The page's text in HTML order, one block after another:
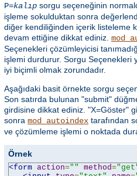
P=kalıp sorgu seçeneğinin
işleme sokulduktan sonra
diğer kendiliğinden içerik listeleme
devam ettiğine dikkat ediniz.
Seçenekleri çözümleyicisi
işlemi durdurur. Sorgu Seçenekleri
iyi biçimli olmak zorundadır.
Aşağıdaki basit örnekte sorgu
Son satırda bulunan "submit"
girdisine dikkat ediniz. "X=Göster"
sonra mod_autoindex tarafından
ve çözümleme işlemi o noktada
Örnek
<form action="" method=